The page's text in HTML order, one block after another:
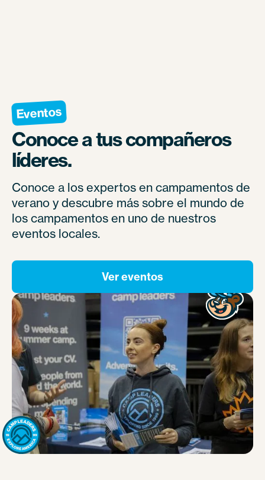
Eventos
Conoce a tus compañeros
líderes.
Conoce a los expertos en campamentos de
verano y descubre más sobre el mundo de
los campamentos en uno de nuestros
eventos locales.
Ver eventos